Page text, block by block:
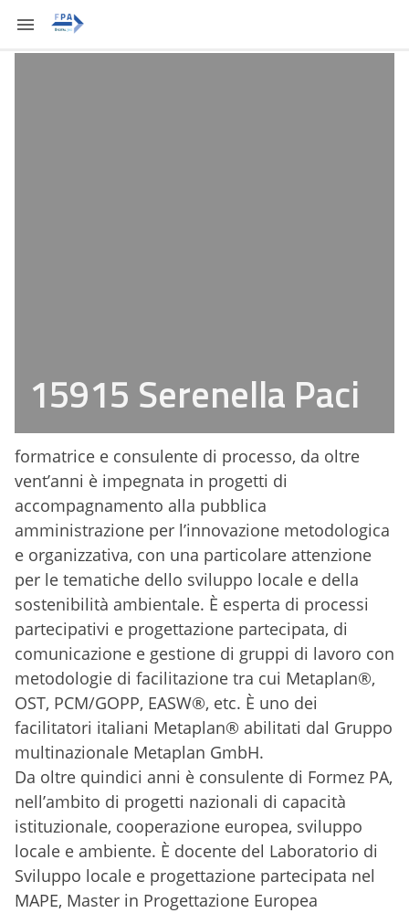
15915 Serenella Paci
formatrice e consulente di processo, da oltre
vent’anni è impegnata in progetti di
accompagnamento alla pubblica
amministrazione per l’innovazione metodologica
e organizzativa, con una particolare attenzione
per le tematiche dello sviluppo locale e della
sostenibilità ambientale. È esperta di processi
partecipativi e progettazione partecipata, di
comunicazione e gestione di gruppi di lavoro con
metodologie di facilitazione tra cui Metaplan®,
OST, PCM/GOPP, EASW®, etc. È uno dei
facilitatori italiani Metaplan® abilitati dal Gruppo
multinazionale Metaplan GmbH.
Da oltre quindici anni è consulente di Formez PA,
nell’ambito di progetti nazionali di capacità
istituzionale, cooperazione europea, sviluppo
locale e ambiente. È docente del Laboratorio di
Sviluppo locale e progettazione partecipata nel
MAPE, Master in Progettazione Europea